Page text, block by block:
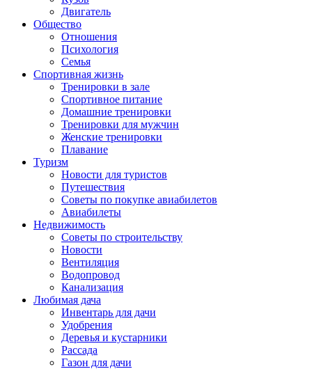
Двигатель
Общество
Отношения
Психология
Семья
Спортивная жизнь
Тренировки в зале
Спортивное питание
Домашние тренировки
Тренировки для мужчин
Женские тренировки
Плавание
Туризм
Новости для туристов
Путешествия
Советы по покупке авиабилетов
Авиабилеты
Недвижимость
Советы по строительству
Новости
Вентиляция
Водопровод
Канализация
Любимая дача
Инвентарь для дачи
Удобрения
Деревья и кустарники
Рассада
Газон для дачи